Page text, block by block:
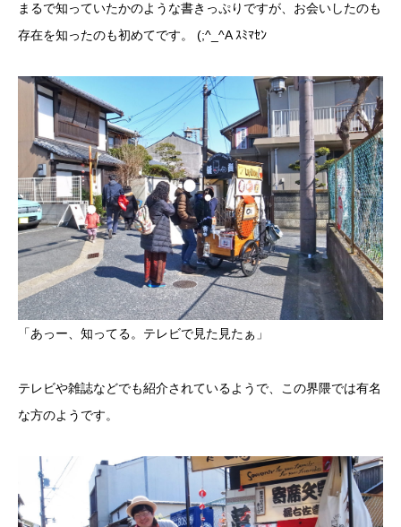
まるで知っていたかのような書きっぷりですが、お会いしたのも
存在を知ったのも初めてです。 (;^_^A ｽﾐﾏｾﾝ
「あっー、知ってる。テレビで見た見たぁ」
テレビや雑誌などでも紹介されているようで、この界隈では有名
な方のようです。